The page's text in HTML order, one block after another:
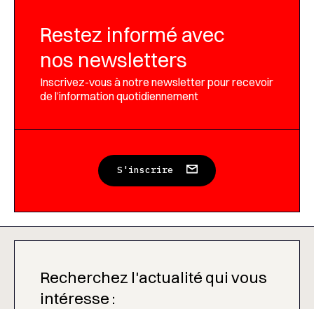
Restez informé avec
nos newsletters
Inscrivez-vous à notre newsletter pour recevoir
de l’information quotidiennement
S'inscrire
Recherchez l'actualité qui vous
intéresse :